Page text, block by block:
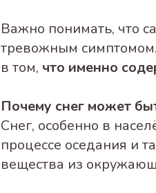
Важно понимать, что
тревожным
в том, что именно
Почему снег может
Снег, особенно в
процессе оседания и
вещества из